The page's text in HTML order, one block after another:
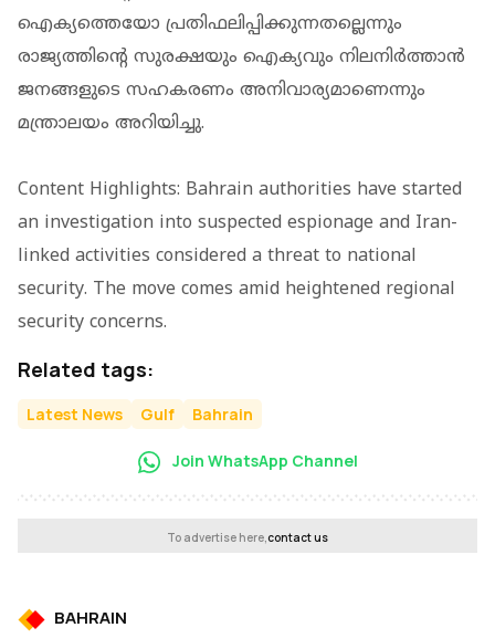
ഐക്യത്തെയോ പ്രതിഫലിപ്പിക്കുന്നതല്ലെന്നും
രാജ്യത്തിന്റെ സുരക്ഷയും ഐക്യവും നിലനിര്‍ത്താന്‍
ജനങ്ങളുടെ സഹകരണം അനിവാര്യമാണെന്നും
മന്ത്രാലയം അറിയിച്ചു.
Content Highlights: Bahrain authorities have started
an investigation into suspected espionage and Iran-
linked activities considered a threat to national
security. The move comes amid heightened regional
security concerns.
Related tags:
Latest News Gulf Bahrain
Join WhatsApp Channel
To advertise here,contact us
BAHRAIN